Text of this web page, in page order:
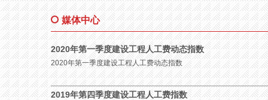
媒体中心
2020年第一季度建设工程人工费动态指数
2020年第一季度建设工程人工费动态指数
2019年第四季度建设工程人工费指数